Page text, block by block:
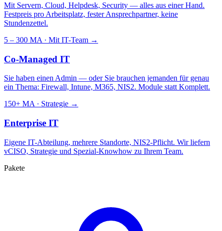
Mit Servern, Cloud, Helpdesk, Security — alles aus einer Hand.
Festpreis pro Arbeitsplatz, fester Ansprechpartner, keine
Stundenzettel.
5 – 300 MA · Mit IT-Team →
Co-Managed IT
Sie haben einen Admin — oder Sie brauchen jemanden für genau
ein Thema: Firewall, Intune, M365, NIS2. Module statt Komplett.
150+ MA · Strategie →
Enterprise IT
Eigene IT-Abteilung, mehrere Standorte, NIS2-Pflicht. Wir liefern
vCISO, Strategie und Spezial-Knowhow zu Ihrem Team.
Pakete